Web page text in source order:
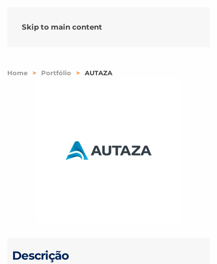
Skip to main content
Home Portfólio AUTAZA
Descrição